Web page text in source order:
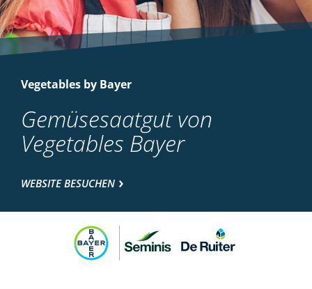
Vegetables by Bayer
Gemüsesaatgut von
Vegetables Bayer
WEBSITE BESUCHEN